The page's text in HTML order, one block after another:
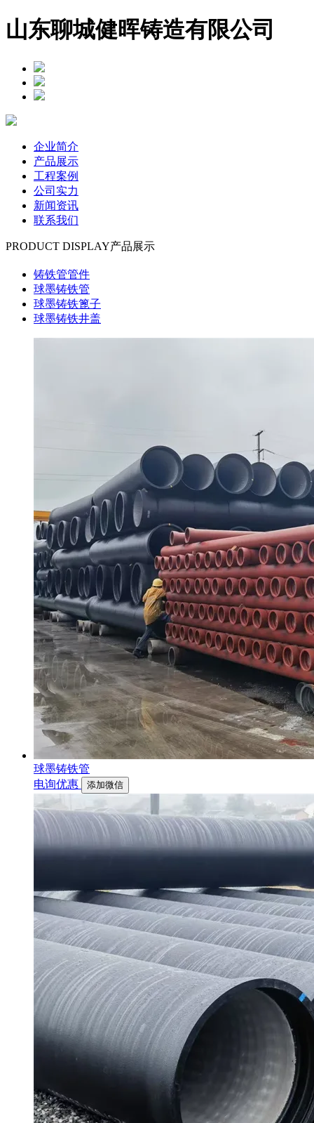
山东聊城健晖铸造有限公司
企业简介
产品展示
工程案例
公司实力
新闻资讯
联系我们
PRODUCT DISPLAY产品展示
铸铁管管件
球墨铸铁管
球墨铸铁篦子
球墨铸铁井盖
球墨铸铁管
电询优惠
添加微信